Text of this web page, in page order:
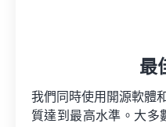
最
我們同時使用開源軟體
質達到最高水準。大多